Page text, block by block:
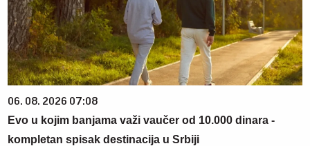
06. 08. 2026 07:08
Evo u kojim banjama važi vaučer od 10.000 dinara -
kompletan spisak destinacija u Srbiji